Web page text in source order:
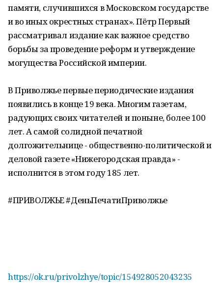
памяти, случившихся в Московском государстве
и во иных окрестных странах». Пётр Первый
рассматривал издание как важное средство
борьбы за проведение реформ и утверждение
могущества Российской империи.
В Приволжье первые периодические издания
появились в конце 19 века. Многим газетам,
радующих своих читателей и поныне, более 100
лет. А самой солидной печатной
долгожительнице - общественно-политической и
деловой газете «Нижегородская правда» -
исполнится в этом году 185 лет.
#ПРИВОЛЖЬЕ#ДеньПечатиПриволжье
https://ok.ru/privolzhye/topic/154928052043235